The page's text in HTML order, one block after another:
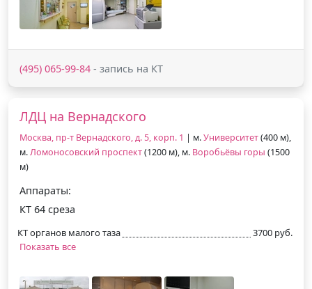
(495) 065-99-84 - запись на КТ
ЛДЦ на Вернадского
Москва, пр-т Вернадского, д. 5, корп. 1 | м.Университет(400 м),
м.Ломоносовский проспект(1200 м), м. Воробьёвы горы (1500
м)
Аппараты:
КТ 64 среза
КТ органов малого таза
3700 руб.
Показать все